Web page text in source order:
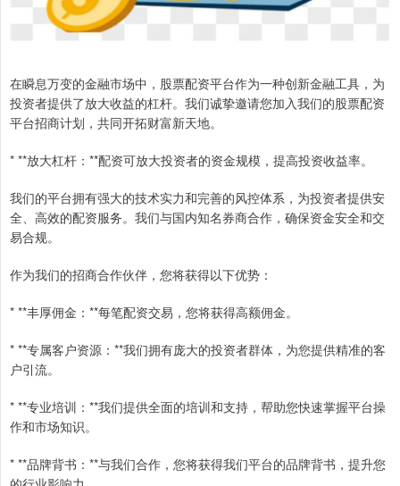
在瞬息万变的金融市场中，股票配资平台作为一种创新金融工具，为
投资者提供了放大收益的杠杆。我们诚挚邀请您加入我们的股票配资
平台招商计划，共同开拓财富新天地。
* **放大杠杆：**配资可放大投资者的资金规模，提高投资收益率。
我们的平台拥有强大的技术实力和完善的风控体系，为投资者提供安
全、高效的配资服务。我们与国内知名券商合作，确保资金安全和交
易合规。
作为我们的招商合作伙伴，您将获得以下优势：
* **丰厚佣金：**每笔配资交易，您将获得高额佣金。
* **专属客户资源：**我们拥有庞大的投资者群体，为您提供精准的客
户引流。
* **专业培训：**我们提供全面的培训和支持，帮助您快速掌握平台操
作和市场知识。
* **品牌背书：**与我们合作，您将获得我们平台的品牌背书，提升您